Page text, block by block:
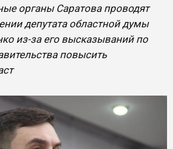
органы Саратова проводят
депутата областной думы
из-за его высказываний по
повысить